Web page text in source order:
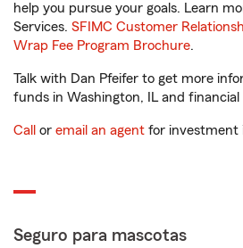
help you pursue your goals. Learn
Services. SFIMC Customer
Wrap Fee Program Brochure.
Talk with Dan Pfeifer to get more
funds in Washington, IL and
Call or email an agent for investment
Seguro para mascotas